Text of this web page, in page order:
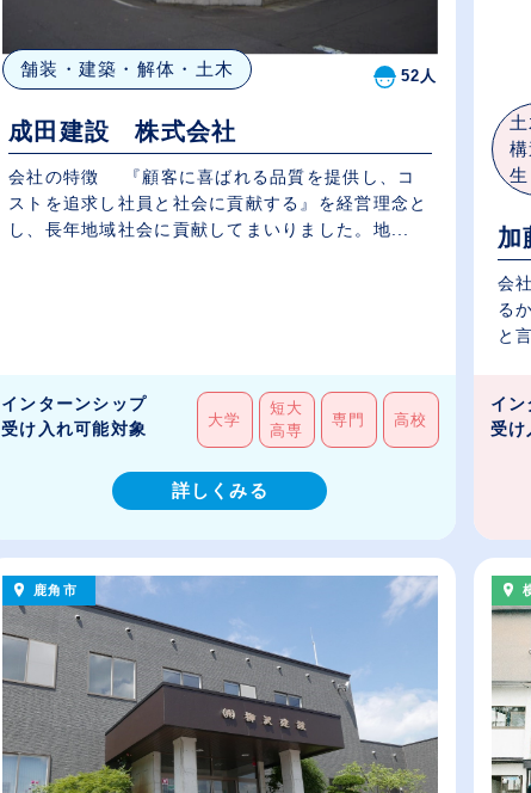
舗装・建築・解体・土木 52人
成田建設 株式会社
会社の特徴 『顧客に喜ばれる品質を提供し、コ
ストを追求し社員と社会に貢献する』を経営理念と
し、長年地域社会に貢献してまいりました。地...
インターンシップ
受け入れ可能対象
大学
短大
高専
専門 高校
詳しくみる
加
会
る
と
イ
受け
鹿角市